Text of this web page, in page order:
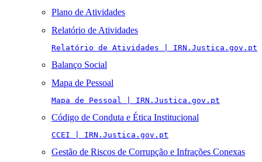
Plano de Atividades
Relatório de Atividades
Relatório de Atividades | IRN.Justica.gov.pt
Balanço Social
Mapa de Pessoal
Mapa de Pessoal | IRN.Justica.gov.pt
Código de Conduta e Ética Institucional
CCEI | IRN.Justica.gov.pt
Gestão de Riscos de Corrupção e Infrações Conexas